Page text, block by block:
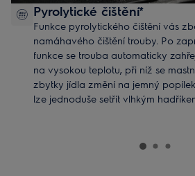
Pyrolytické čištění*
Funkce pyrolytického čištění vás
namáhavého čištění trouby. Po
funkce se trouba automaticky
na vysokou teplotu, při níž se
zbytky jídla změní na jemný
lze jednoduše setřít vlhkým
*Dostupné jen u vybraných modelů